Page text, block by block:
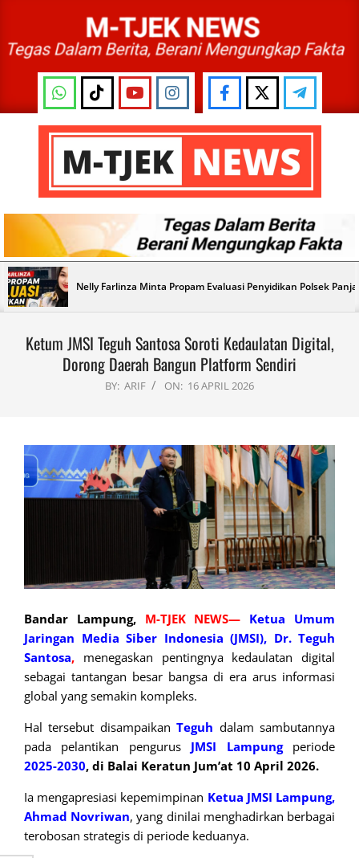
content
M-
TJEK
NEWS
Primary
Navigation
Menu
Nelly Farlinza Minta Propam Evaluasi Penyidikan Polsek
Ketum JMSI Teguh Santosa Soroti Kedaulatan Digital,
Dorong Daerah Bangun Platform Sendiri
BY: ARIF ON: 16 APRIL 2026
Bandar Lampung, M-TJEK NEWS— Ketua Umum
Jaringan Media Siber Indonesia (JMSI), Dr. Teguh
Santosa, menegaskan pentingnya kedaulatan digital
sebagai tantangan besar bangsa di era arus informasi
global yang semakin kompleks.
Hal tersebut disampaikanTeguh dalam sambutannya
pada pelantikan pengurus JMSI Lampungperiode
2025-2030, di Balai Keratun Jum’at 10 April 2026.
Ia mengapresiasi kepemimpinan Ketua JMSI Lampung,
Ahmad Novriwan, yang dinilai menghadirkan berbagai
terobosan strategis di periode keduanya.